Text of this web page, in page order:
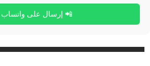
📲 إرسال على واتساب